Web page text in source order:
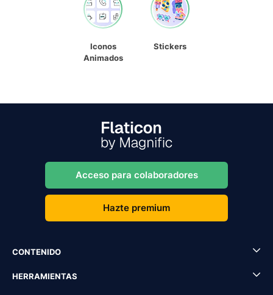
Iconos
Animados
Stickers
Acceso para colaboradores
Hazte premium
CONTENIDO
HERRAMIENTAS